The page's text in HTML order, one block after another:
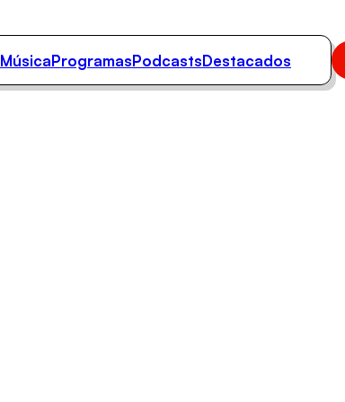
MúsicaProgramasPodcastsDestacados